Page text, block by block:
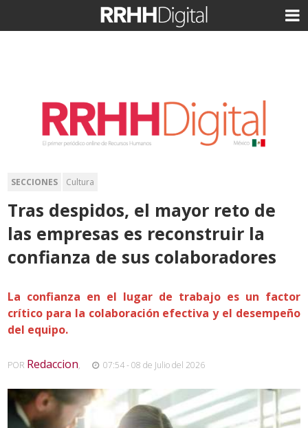
SECCIONES Cultura
Tras despidos, el mayor reto de
las empresas es reconstruir la
confianza de sus colaboradores
La confianza en el lugar de trabajo es un factor
crítico para la colaboración efectiva y el desempeño
del equipo.
POR Redaccion, 07:54 - 08 de Julio del 2026